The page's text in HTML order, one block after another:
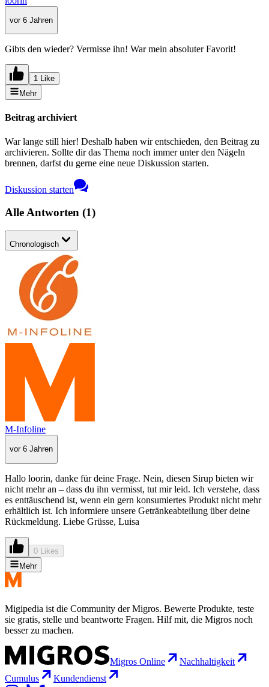
vor 6 Jahren
Gibts den wieder? Vermisse ihn! War mein absoluter Favorit!
1 Like
Mehr
Beitrag archiviert
War lange still hier! Deshalb haben wir entschieden, den Beitrag zu
archivieren. Sollte dir das Thema noch immer unter den Nägeln
brennen, darfst du gerne eine neue Diskussion starten.
Diskussion starten
Alle Antworten (1)
Chronologisch
M-Infoline
vor 6 Jahren
Hallo loorin, danke für deine Frage. Nein, diesen Sirup bieten wir
nicht mehr an – dass du ihn vermisst, tut mir leid. Ich verstehe, dass
es enttäuschend ist, wenn ein gern konsumiertes Produkt nicht mehr
erhältlich ist. Ich informiere unsere Getränkeabteilung über deine
Rückmeldung. Liebe Grüsse, Luisa
0 Likes
Mehr
Migipedia ist die Community der Migros. Bewerte Produkte, teste
sie gratis, stelle und beantworte Fragen. Hilf mit, die Migros noch
besser zu machen.
Migros Online
Nachhaltigkeit
Cumulus
Kundendienst